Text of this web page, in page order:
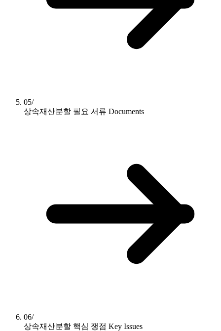
05/
상속재산분할 필요 서류 Documents
06/
상속재산분할 핵심 쟁점 Key Issues